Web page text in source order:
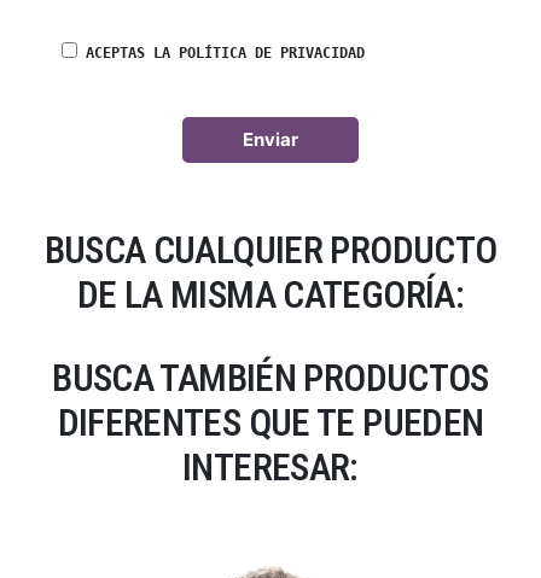
ACEPTAS LA POLÍTICA DE PRIVACIDAD
BUSCA CUALQUIER PRODUCTO
DE LA MISMA CATEGORÍA:
BUSCA TAMBIÉN PRODUCTOS
DIFERENTES QUE TE PUEDEN
INTERESAR: